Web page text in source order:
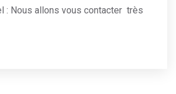
: Nous allons vous contacter très